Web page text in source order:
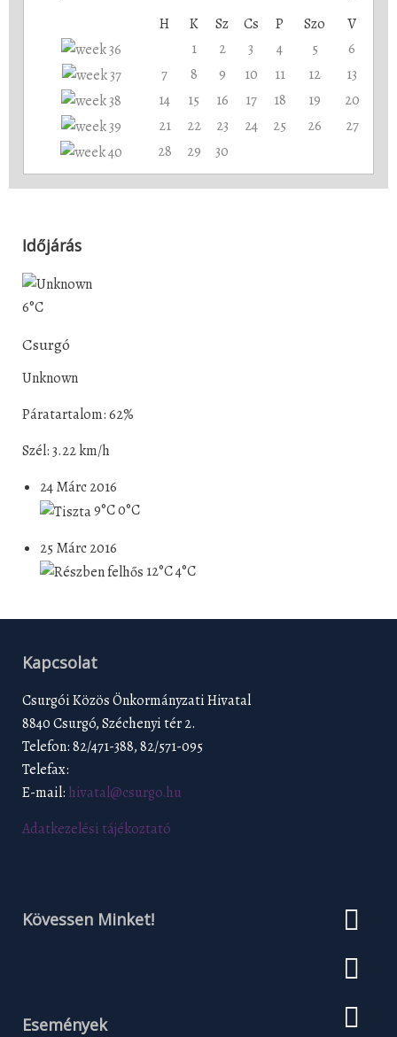
H K Sz Cs P Szo
V
1
2 3 4 5
6
7
8 9 10 11 12
13
14
15 16 17 18 19
20
21
22 23 24 25 26
27
28
29 30
Időjárás
6°C
Csurgó
Unknown
Páratartalom: 62%
Szél: 3.22 km/h
24 Márc 2016
9°C0°C
25 Márc 2016
12°C4°C
Kapcsolat
Csurgói Közös Önkormányzati Hivatal
8840 Csurgó, Széchenyi tér 2.
Telefon: 82/471-388, 82/571-095
Telefax:
E-mail: hivatal@csurgo.hu
Adatkezelési tájékoztató
Kövessen Minket!
Események